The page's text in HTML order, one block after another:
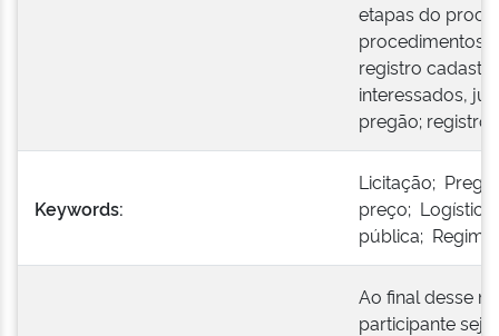
etapas do
registro
interessados,
pregão; registro
Keywords:
Licitação;
preço;
pública;
Ao final desse
participante